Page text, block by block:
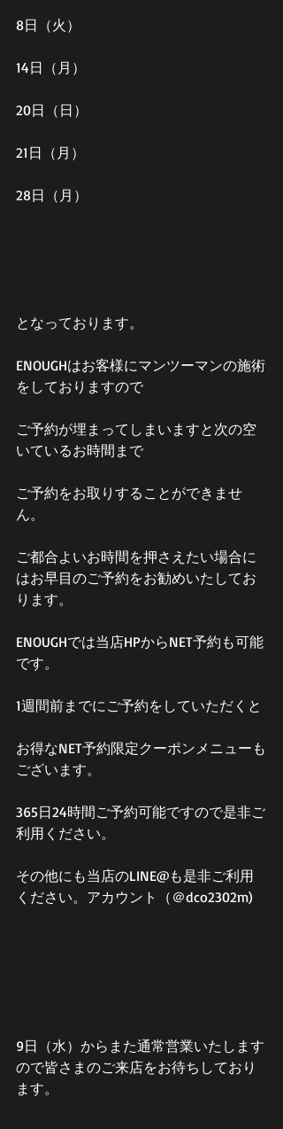
8日（火）
14日（月）
20日（日）
21日（月）
28日（月）
となっております。
ENOUGHはお客様にマンツーマンの施術
をしておりますので
ご予約が埋まってしまいますと次の空
いているお時間まで
ご予約をお取りすることができませ
ん。
ご都合よいお時間を押さえたい場合に
はお早目のご予約をお勧めいたしてお
ります。
ENOUGHでは当店HPからNET予約も可能
です。
1週間前までにご予約をしていただくと
お得なNET予約限定クーポンメニューも
ございます。
365日24時間ご予約可能ですので是非ご
利用ください。
その他にも当店のLINE@も是非ご利用
ください。アカウント（＠dco2302m)
9日（水）からまた通常営業いたします
ので皆さまのご来店をお待ちしており
ます。